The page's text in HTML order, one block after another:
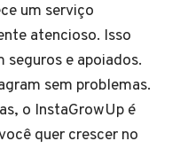
um serviço
atencioso. Isso
seguros e apoiados.
sem problemas.
o InstaGrowUp é
quer crescer no